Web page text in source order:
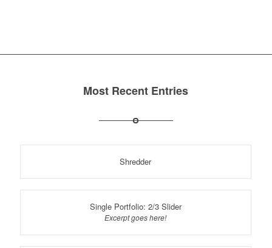
Most Recent Entries
Shredder
Single Portfolio: 2/3 Slider
Excerpt goes here!